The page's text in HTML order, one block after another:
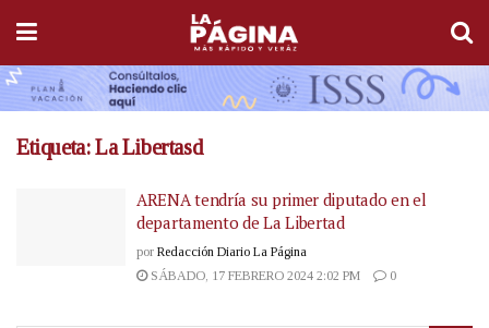
Etiqueta:La Libertasd
ARENA tendría su primer diputado en el
departamento de La Libertad
por Redacción Diario La Página
SÁBADO, 17 FEBRERO 2024 2:02 PM
0